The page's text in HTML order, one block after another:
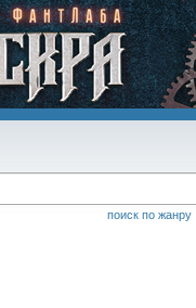
поиск по жанру